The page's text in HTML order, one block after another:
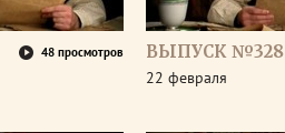
48 просмотров ВЫПУСК №328
22 февраля